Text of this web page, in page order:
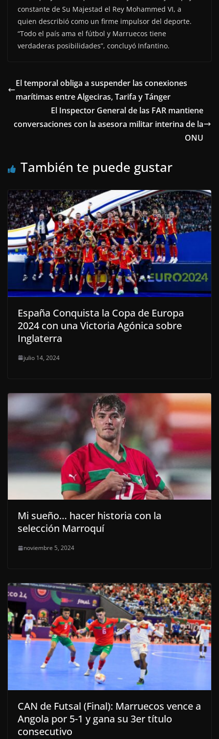
constante de Su Majestad el Rey Mohammed VI, a
quien describió como un firme impulsor del deporte.
“Todo el país ama el fútbol y Marruecos tiene
verdaderas posibilidades”, concluyó Infantino.
El temporal obliga a suspender las conexiones
marítimas entre Algeciras, Tarifa y Tánger
El Inspector General de las FAR mantiene
conversaciones con la asesora militar interina de la
ONU
También te puede gustar
España Conquista la Copa de Europa
2024 con una Victoria Agónica sobre
Inglaterra
julio 14, 2024
Mi sueño… hacer historia con la
selección Marroquí
noviembre 5, 2024
CAN de Futsal (Final): Marruecos vence a
Angola por 5-1 y gana su 3er título
consecutivo